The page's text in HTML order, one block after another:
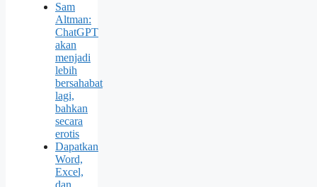
Sam
Altman:
ChatGPT
akan
menjadi
lebih
bersahabat
lagi,
bahkan
secara
erotis
Dapatkan
Word,
Excel,
dan